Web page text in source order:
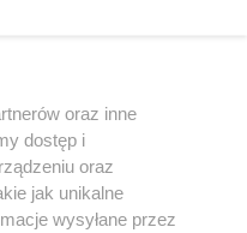
oraz inne
dostęp i
oraz
jak unikalne
wysyłane przez